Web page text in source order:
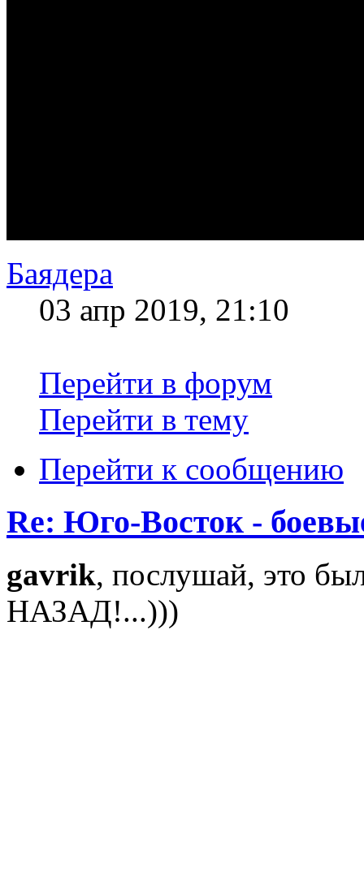
Баядера
03 апр 2019, 21:10
Перейти в форум
Перейти в тему
Перейти к сообщению
Re: Юго-Восток -
gavrik, послушай, это
НАЗАД!...)))